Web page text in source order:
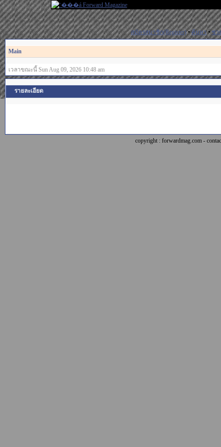
สมัครสมาชิก(Register)•ค้นหา•ช่ว
Main
เวลาขณะนี้ Sun Aug 09, 2026 10:48 am
รายละเอียด
copyright : forwardmag.com -